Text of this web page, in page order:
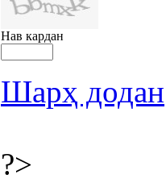
Нав кардан
Шарҳ додан
?>